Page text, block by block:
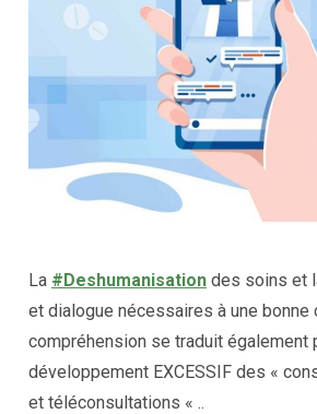
La #Deshumanisation des soins et
et dialogue nécessaires à une bonne
compréhension se traduit également
développement EXCESSIF des «
et téléconsultations « ..